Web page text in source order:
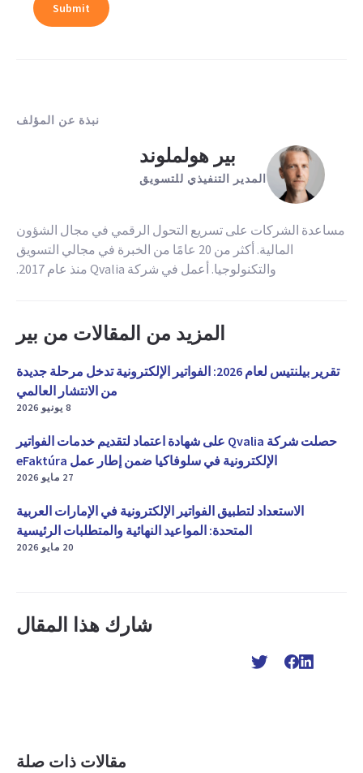
نبذة عن المؤلف
بير هولملوند
المدير التنفيذي للتسويق
مساعدة الشركات على تسريع التحول الرقمي في مجال الشؤون
المالية. أكثر من 20 عامًا من الخبرة في مجالي التسويق
والتكنولوجيا. أعمل في شركة Qvalia منذ عام 2017.
المزيد من المقالات من بير
تقرير بيلنتيس لعام 2026: الفواتير الإلكترونية تدخل مرحلة جديدة
من الانتشار العالمي
8 يونيو 2026
حصلت شركة Qvalia على شهادة اعتماد لتقديم خدمات الفواتير
الإلكترونية في سلوفاكيا ضمن إطار عمل eFaktúra
27 مايو 2026
الاستعداد لتطبيق الفواتير الإلكترونية في الإمارات العربية
المتحدة: المواعيد النهائية والمتطلبات الرئيسية
20 مايو 2026
شارك هذا المقال
مقالات ذات صلة